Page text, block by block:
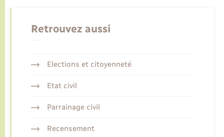
Retrouvez aussi
Elections et citoyenneté
Etat civil
Parrainage civil
Recensement